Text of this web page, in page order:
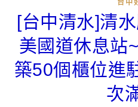
台中
[台中清水]清
美國道休息站
築50個櫃位進
次